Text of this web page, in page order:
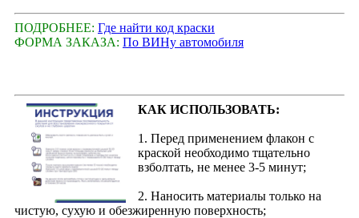
ПОДРОБНЕЕ: Где найти код краски
ФОРМА ЗАКАЗА: По ВИНу автомобиля
КАК ИСПОЛЬЗОВАТЬ:
1. Перед применением флакон с
краской необходимо тщательно
взболтать, не менее 3-5 минут;
2. Наносить материалы только на
чистую, сухую и обезжиренную поверхность;